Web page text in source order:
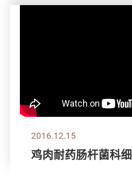
2016.12.15
鸡肉耐药肠杆菌科